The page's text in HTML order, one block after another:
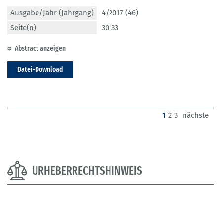
Ausgabe/Jahr (Jahrgang)
4/2017 (46)
Seite(n)
30-33
Abstract anzeigen
Datei-Download
1 (current)
2 3 nächste
URHEBERRECHTSHINWEIS